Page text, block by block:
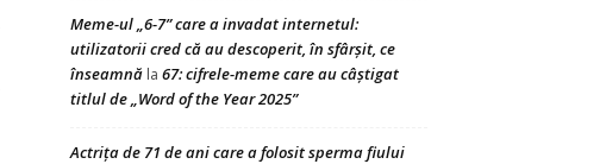
Meme-ul „6-7” care a invadat internetul:
utilizatorii cred că au descoperit, în sfârșit, ce
înseamnă la 67: cifrele-meme care au câștigat
titlul de „Word of the Year 2025”
Actrița de 71 de ani care a folosit sperma fiului